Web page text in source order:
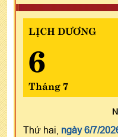
LỊCH DƯƠNG
6
Tháng 7
Thứ hai, ngày 6/7/